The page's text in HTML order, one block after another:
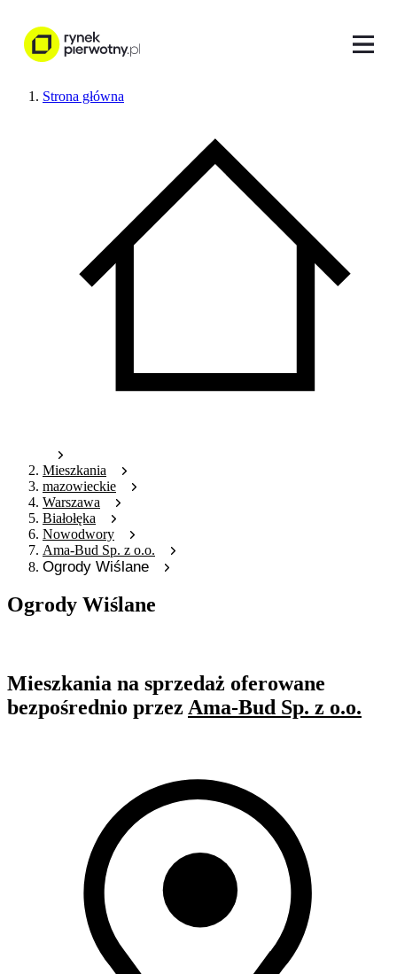
Strona główna
Mieszkania
mazowieckie
Warszawa
Białołęka
Nowodwory
Ama-Bud Sp. z o.o.
Ogrody Wiślane
Ogrody Wiślane
Mieszkania na sprzedaż oferowane
bezpośrednio przez Ama-Bud Sp. z o.o.